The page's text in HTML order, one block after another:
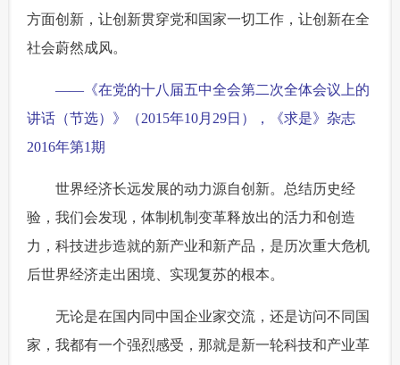
方面创新，让创新贯穿党和国家一切工作，让创新在全
社会蔚然成风。
——《在党的十八届五中全会第二次全体会议上的
讲话（节选）》（2015年10月29日），《求是》杂志
2016年第1期
世界经济长远发展的动力源自创新。总结历史经
验，我们会发现，体制机制变革释放出的活力和创造
力，科技进步造就的新产业和新产品，是历次重大危机
后世界经济走出困境、实现复苏的根本。
无论是在国内同中国企业家交流，还是访问不同国
家，我都有一个强烈感受，那就是新一轮科技和产业革